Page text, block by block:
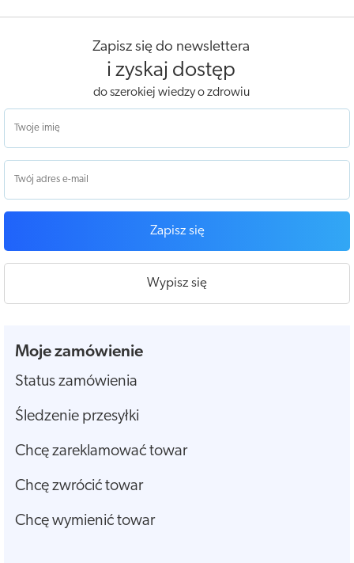
Zapisz się do newslettera
i zyskaj dostęp
do szerokiej wiedzy o zdrowiu
Zapisz się
Wypisz się
Moje zamówienie
Status zamówienia
Śledzenie przesyłki
Chcę zareklamować towar
Chcę zwrócić towar
Chcę wymienić towar